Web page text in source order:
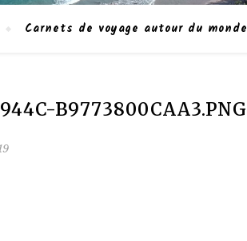
Carnets de voyage autour du monde
B9773800CAA3.PNG